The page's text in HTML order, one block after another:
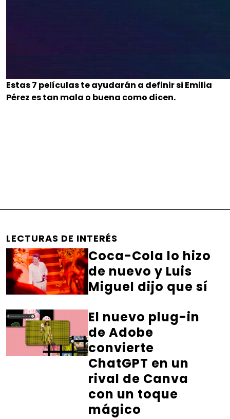
Estas 7 películas te ayudarán a definir si Emilia
Pérez es tan mala o buena como dicen.
LECTURAS DE INTERÉS
Coca-Cola lo hizo
de nuevo y Luis
Miguel dijo que sí
El nuevo plug-in
de Adobe
convierte
ChatGPT en un
rival de Canva
con un toque
mágico